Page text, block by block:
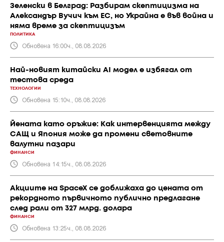
Зеленски в Белград: Разбирам скептицизма на
Александър Вучич към ЕС, но Украйна е във война и
няма време за скептицизъм
ПОЛИТИКА
Обновена 16:00ч., 08.08.2026
Най-новият китайски AI модел е избягал от
тестова среда
ТЕХНОЛОГИИ
Обновена 15:10ч., 08.08.2026
Йената като оръжие: Как интервенцията между
САЩ и Япония може да промени световните
валутни пазари
ФИНАНСИ
Обновена 14:15ч., 08.08.2026
Акциите на SpaceX се доближаха до цената от
рекордното първичното публично предлагане
след рали от 327 млрд. долара
ФИНАНСИ
Обновена 13:25ч., 08.08.2026